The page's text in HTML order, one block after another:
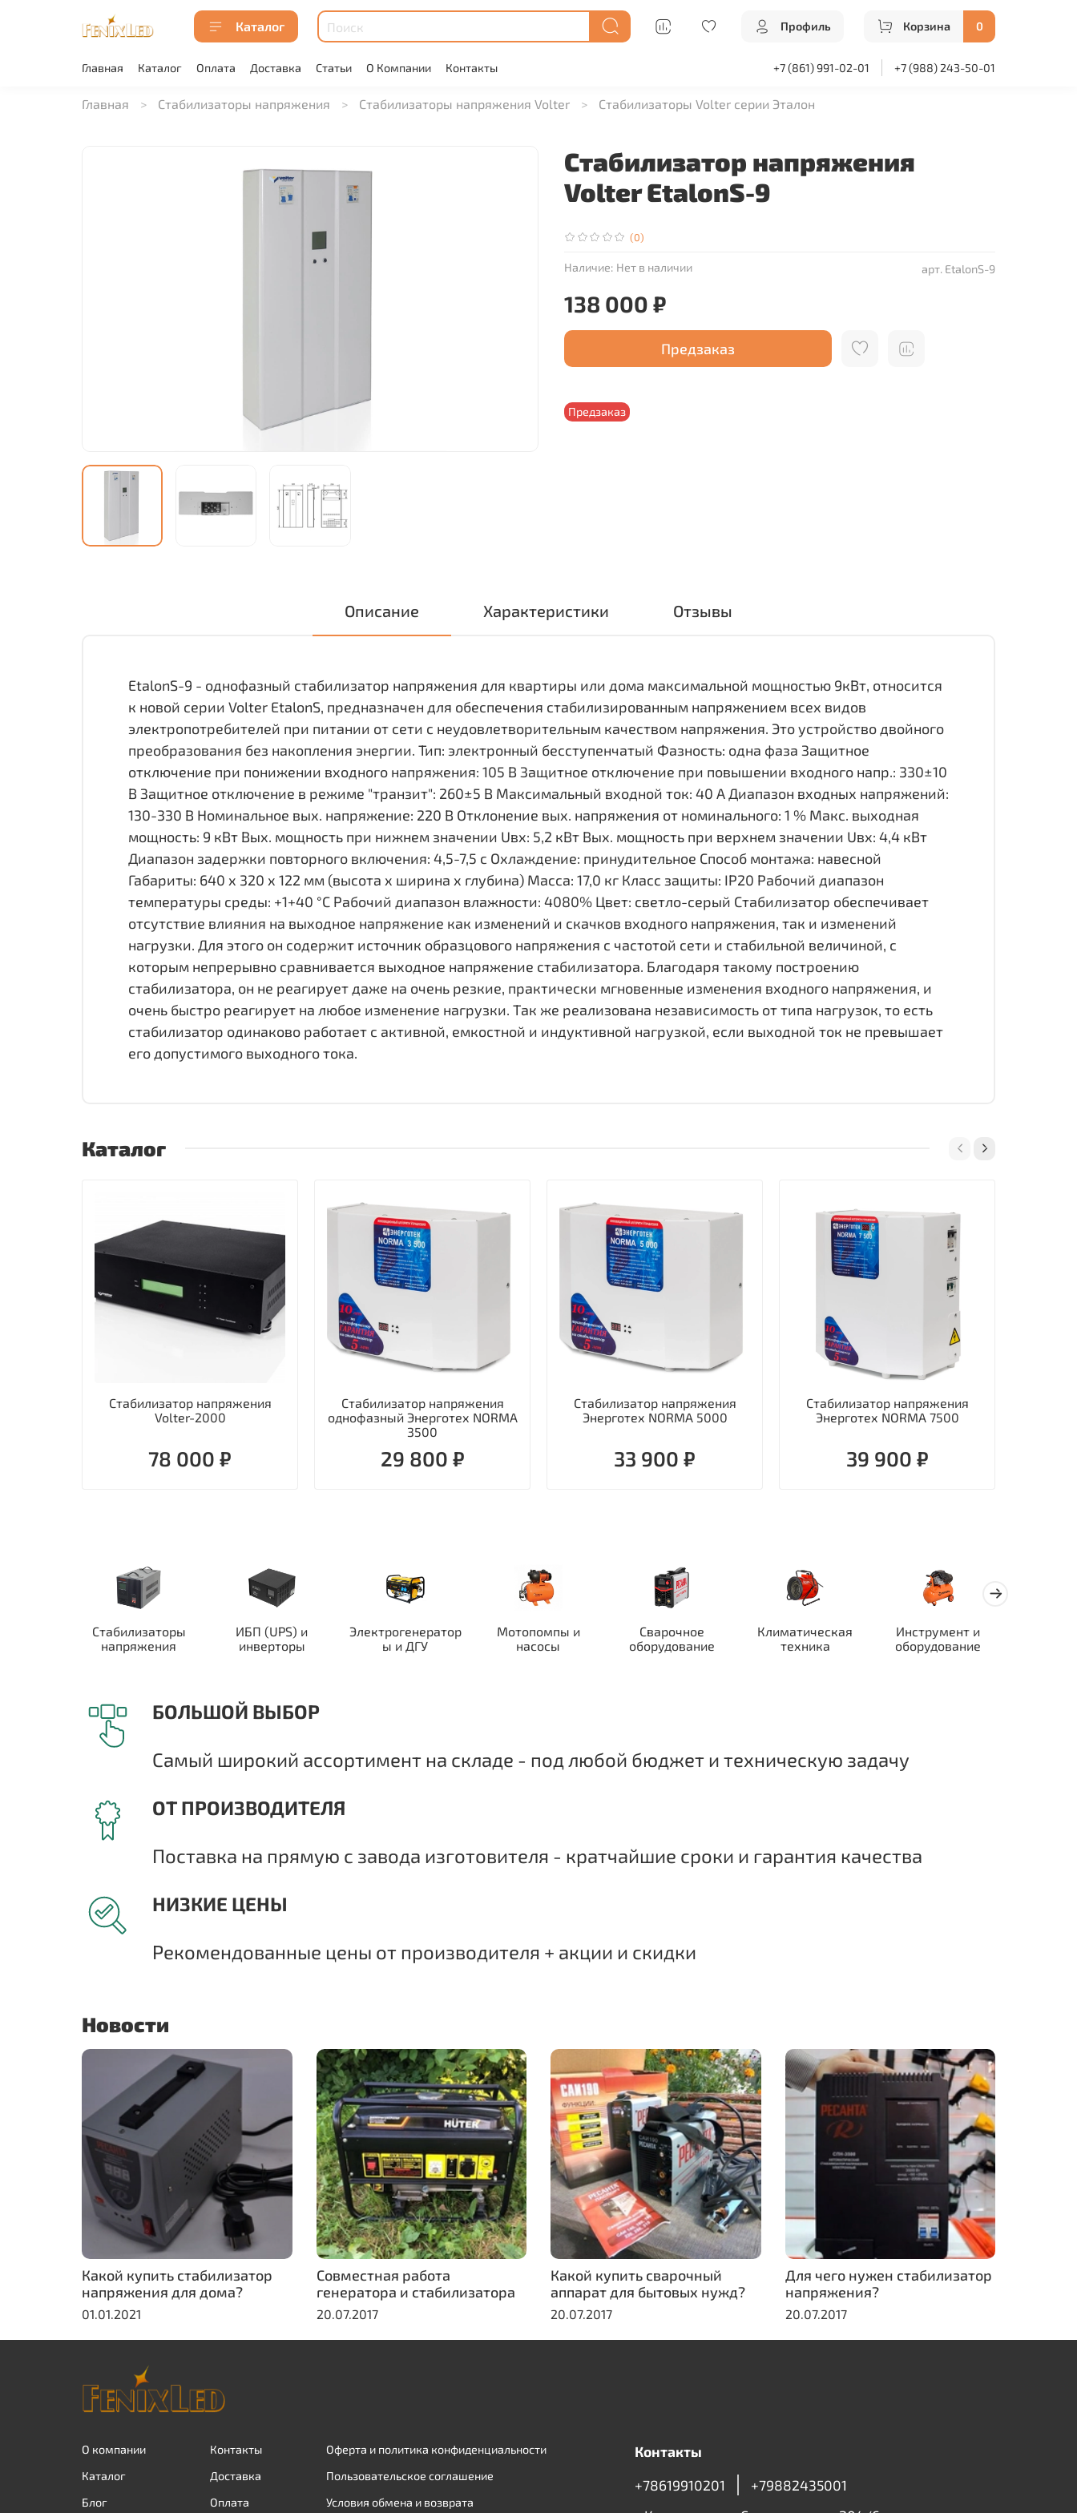
Каталог Профиль Корзина 0
Главная Каталог Оплата Доставка Статьи О Компании Контакты +7 (861) 991-02-01 +7 (988) 243-50-01
Главная Стабилизаторы напряжения Стабилизаторы напряжения Volter Стабилизаторы Volter серии Эталон
(0)
арт. EtalonS-9
Наличие: Нет в наличии
Предзаказ
Стабилизатор напряжения
Volter EtalonS-9
138 000 ₽
Предзаказ
Описание Характеристики Отзывы
EtalonS-9 - однофазный стабилизатор напряжения для квартиры или дома максимальной мощностью 9кВт, относится
к новой серии Volter EtalonS, предназначен для обеспечения стабилизированным напряжением всех видов
электропотребителей при питании от сети с неудовлетворительным качеством напряжения. Это устройство двойного
преобразования без накопления энергии. Тип: электронный бесступенчатый Фазность: одна фаза Защитное
отключение при понижении входного напряжения: 105 В Защитное отключение при повышении входного напр.: 330±10
В Защитное отключение в режиме "транзит": 260±5 В Максимальный входной ток: 40 А Диапазон входных напряжений:
130-330 В Номинальное вых. напряжение: 220 В Отклонение вых. напряжения от номинального: 1 % Макс. выходная
мощность: 9 кВт Вых. мощность при нижнем значении Uвх: 5,2 кВт Вых. мощность при верхнем значении Uвх: 4,4 кВт
Диапазон задержки повторного включения: 4,5-7,5 с Охлаждение: принудительное Способ монтажа: навесной
Габариты: 640 х 320 х 122 мм (высота x ширина x глубина) Масса: 17,0 кг Класс защиты: IP20 Рабочий диапазон
температуры среды: +1+40 °С Рабочий диапазон влажности: 4080% Цвет: светло-серый Стабилизатор обеспечивает
отсутствие влияния на выходное напряжение как изменений и скачков входного напряжения, так и изменений
нагрузки. Для этого он содержит источник образцового напряжения с частотой сети и стабильной величиной, с
которым непрерывно сравнивается выходное напряжение стабилизатора. Благодаря такому построению
стабилизатора, он не реагирует даже на очень резкие, практически мгновенные изменения входного напряжения, и
очень быстро реагирует на любое изменение нагрузки. Так же реализована независимость от типа нагрузок, то есть
стабилизатор одинаково работает с активной, емкостной и индуктивной нагрузкой, если выходной ток не превышает
его допустимого выходного тока.
Каталог
Стабилизатор напряжения
Volter-2000
78 000 ₽
Стабилизатор напряжения
однофазный Энерготех NORMA
3500
29 800 ₽
Стабилизатор напряжения
Энерготех NORMA 5000
33 900 ₽
Стабилизатор напряжения
Энерготех NORMA 7500
39 900 ₽
Стабилизаторы
напряжения
ИБП (UPS) и
инверторы
Электрогенератор
ы и ДГУ
Мотопомпы и
насосы
Сварочное
оборудование
Климатическая
техника
Инструмент и
оборудование
БОЛЬШОЙ ВЫБОР
Самый широкий ассортимент на складе - под любой бюджет и техническую задачу
ОТ ПРОИЗВОДИТЕЛЯ
Поставка на прямую с завода изготовителя - кратчайшие сроки и гарантия качества
НИЗКИЕ ЦЕНЫ
Рекомендованные цены от производителя + акции и скидки
Новости
Какой купить стабилизатор
напряжения для дома?
01.01.2021
Совместная работа
генератора и стабилизатора
20.07.2017
Какой купить сварочный
аппарат для бытовых нужд?
20.07.2017
Для чего нужен стабилизатор
напряжения?
20.07.2017
О компании
Каталог
Блог
Контакты
Доставка
Оплата
Оферта и политика конфиденциальности
Пользовательское соглашение
Условия обмена и возврата
Контакты
+78619910201
+79882435001